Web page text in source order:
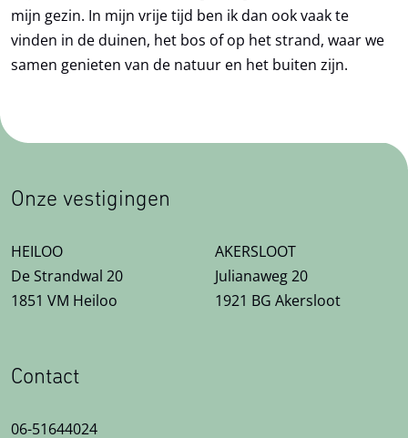
mijn gezin. In mijn vrije tijd ben ik dan ook vaak te
vinden in de duinen, het bos of op het strand, waar we
samen genieten van de natuur en het buiten zijn.
Onze vestigingen
HEILOO
De Strandwal 20
1851 VM Heiloo
AKERSLOOT
Julianaweg 20
1921 BG Akersloot
Contact
06-51644024